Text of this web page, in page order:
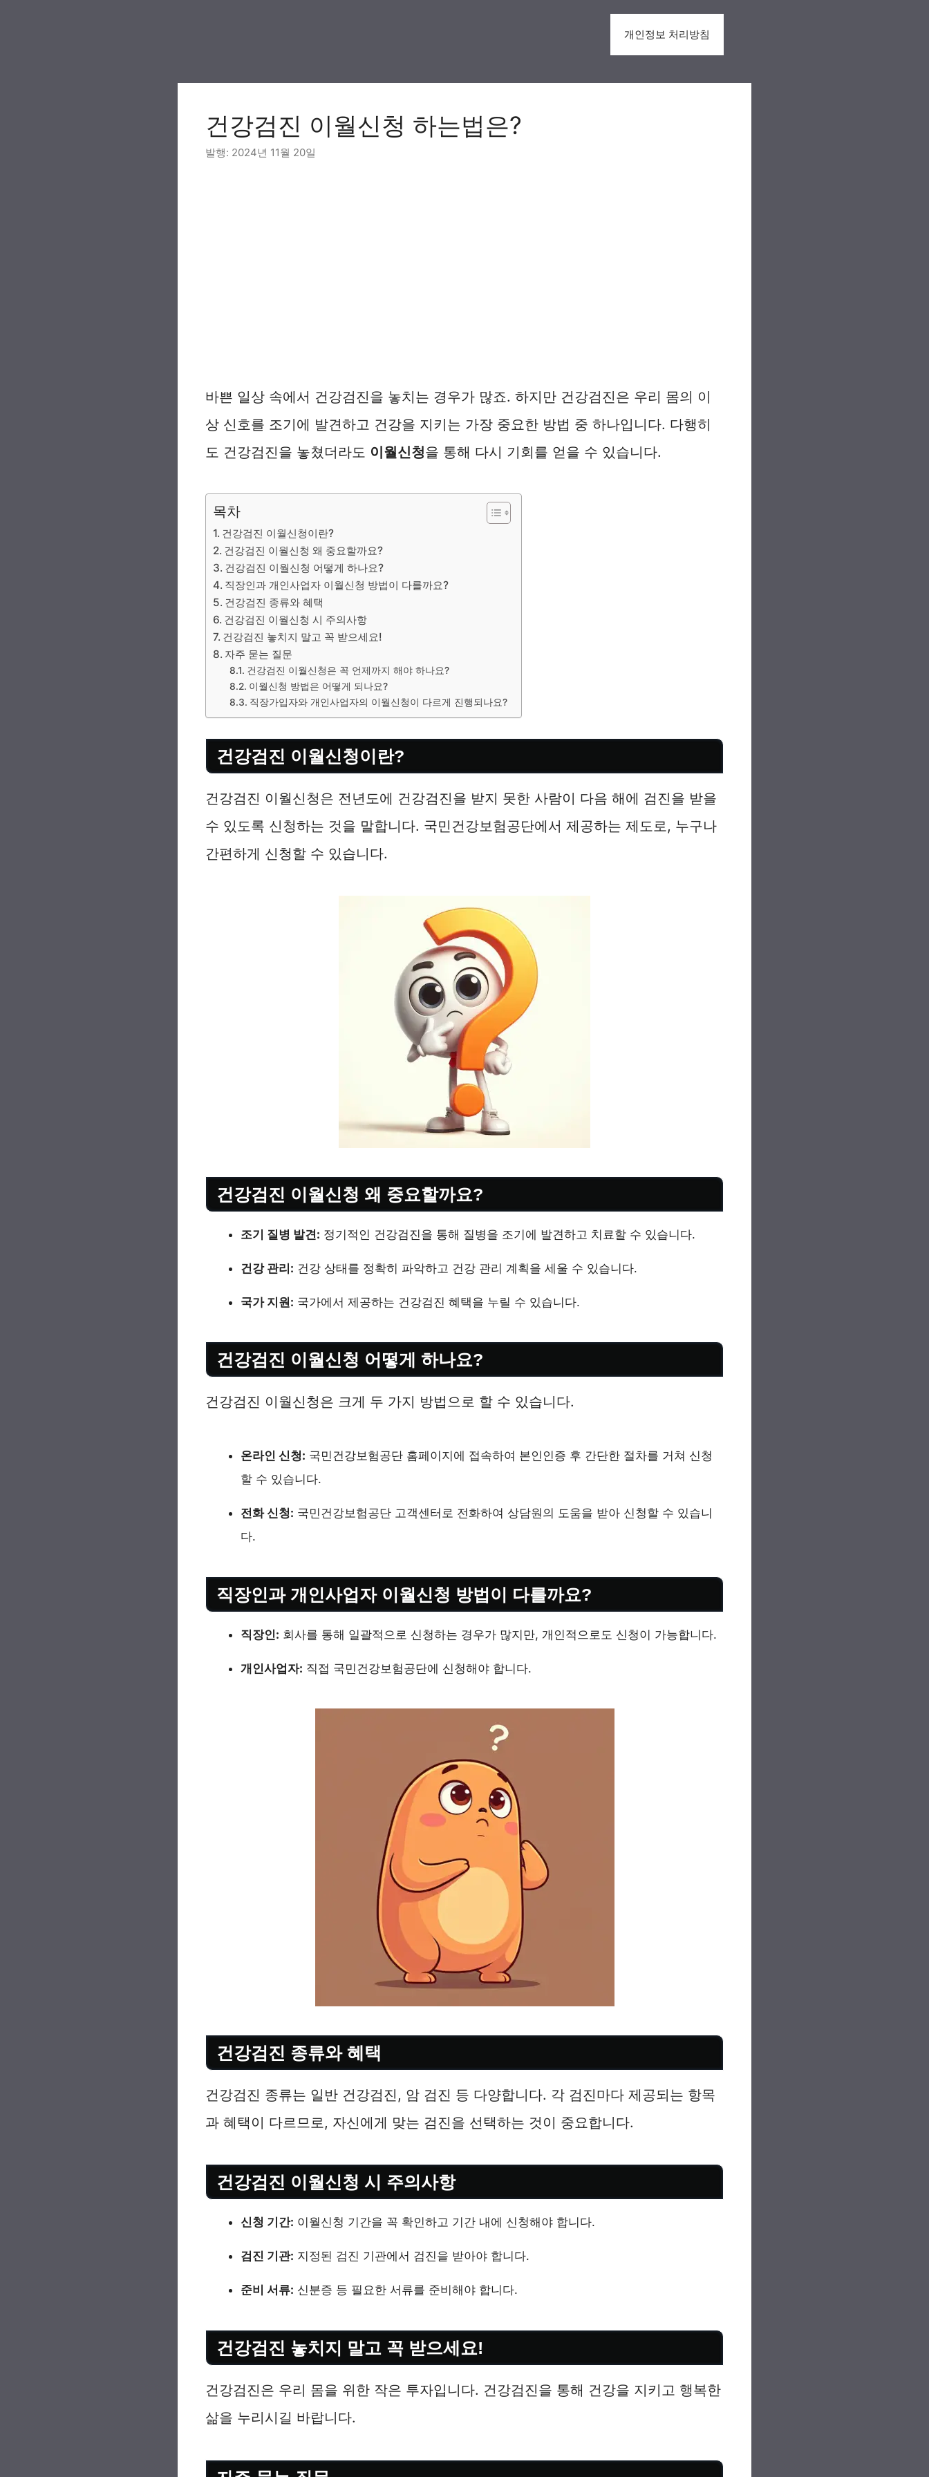
개인정보 처리방침
건강검진 이월신청 하는법은?
2024년 11월 20일
바쁜 일상 속에서 건강검진을 놓치는 경우가 많죠. 하지만 건강검진은 우리 몸의 이
상 신호를 조기에 발견하고 건강을 지키는 가장 중요한 방법 중 하나입니다. 다행히
도 건강검진을 놓쳤더라도 이월신청을 통해 다시 기회를 얻을 수 있습니다.
목차
건강검진 이월신청이란?
건강검진 이월신청 왜 중요할까요?
건강검진 이월신청 어떻게 하나요?
직장인과 개인사업자 이월신청 방법이 다를까요?
건강검진 종류와 혜택
건강검진 이월신청 시 주의사항
건강검진 놓치지 말고 꼭 받으세요!
자주 묻는 질문
건강검진 이월신청은 꼭 언제까지 해야 하나요?
이월신청 방법은 어떻게 되나요?
직장가입자와 개인사업자의 이월신청이 다르게 진행되나요?
건강검진 이월신청이란?
건강검진 이월신청은 전년도에 건강검진을 받지 못한 사람이 다음 해에 검진을 받을
수 있도록 신청하는 것을 말합니다. 국민건강보험공단에서 제공하는 제도로, 누구나
간편하게 신청할 수 있습니다.
건강검진 이월신청 왜 중요할까요?
조기 질병 발견: 정기적인 건강검진을 통해 질병을 조기에 발견하고 치료할 수 있습니다.
건강 관리: 건강 상태를 정확히 파악하고 건강 관리 계획을 세울 수 있습니다.
국가 지원: 국가에서 제공하는 건강검진 혜택을 누릴 수 있습니다.
건강검진 이월신청 어떻게 하나요?
건강검진 이월신청은 크게 두 가지 방법으로 할 수 있습니다.
온라인 신청: 국민건강보험공단 홈페이지에 접속하여 본인인증 후 간단한 절차를 거쳐 신청
할 수 있습니다.
전화 신청: 국민건강보험공단 고객센터로 전화하여 상담원의 도움을 받아 신청할 수 있습니
다.
직장인과 개인사업자 이월신청 방법이 다를까요?
직장인: 회사를 통해 일괄적으로 신청하는 경우가 많지만, 개인적으로도 신청이 가능합니다.
개인사업자: 직접 국민건강보험공단에 신청해야 합니다.
건강검진 종류와 혜택
건강검진 종류는 일반 건강검진, 암 검진 등 다양합니다. 각 검진마다 제공되는 항목
과 혜택이 다르므로, 자신에게 맞는 검진을 선택하는 것이 중요합니다.
건강검진 이월신청 시 주의사항
신청 기간: 이월신청 기간을 꼭 확인하고 기간 내에 신청해야 합니다.
검진 기관: 지정된 검진 기관에서 검진을 받아야 합니다.
준비 서류: 신분증 등 필요한 서류를 준비해야 합니다.
건강검진 놓치지 말고 꼭 받으세요!
건강검진은 우리 몸을 위한 작은 투자입니다. 건강검진을 통해 건강을 지키고 행복한
삶을 누리시길 바랍니다.